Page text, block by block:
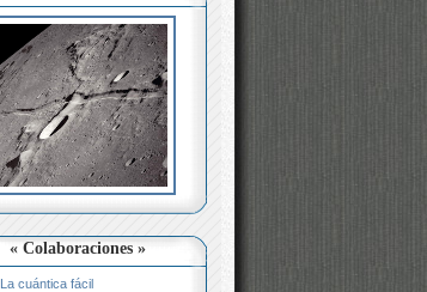
« Colaboraciones »
La cuántica fácil